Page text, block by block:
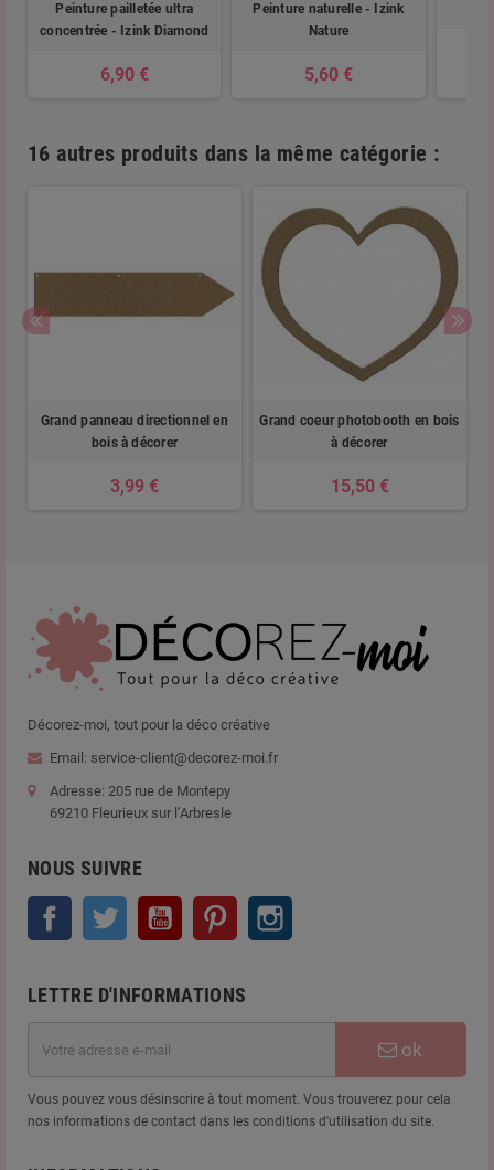
Peinture pailletée ultra
concentrée - Izink Diamond
6,90 €
Peinture naturelle - Izink
Nature
5,60 €
16 autres produits dans la même catégorie :
Grand panneau directionnel en
bois à décorer
3,99 €
Grand coeur photobooth en bois
à décorer
15,50 €
Décorez-moi, tout pour la déco créative
Email: service-client@decorez-moi.fr
Adresse: 205 rue de Montepy
69210 Fleurieux sur l’Arbresle
NOUS SUIVRE
Facebook Twitter YouTube Pinterest
LETTRE D'INFORMATIONS
ok
Vous pouvez vous désinscrire à tout moment. Vous trouverez pour cela
nos informations de contact dans les conditions d'utilisation du site.